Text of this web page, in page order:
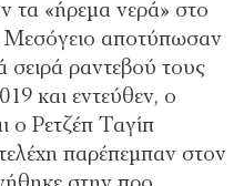
τα «ήρεμα νερά» στο
Μεσόγειο αποτύπωσαν
σειρά ραντεβού τους
και εντεύθεν, ο
ο Ρετζέπ Ταγίπ
παρέπεμπαν στον